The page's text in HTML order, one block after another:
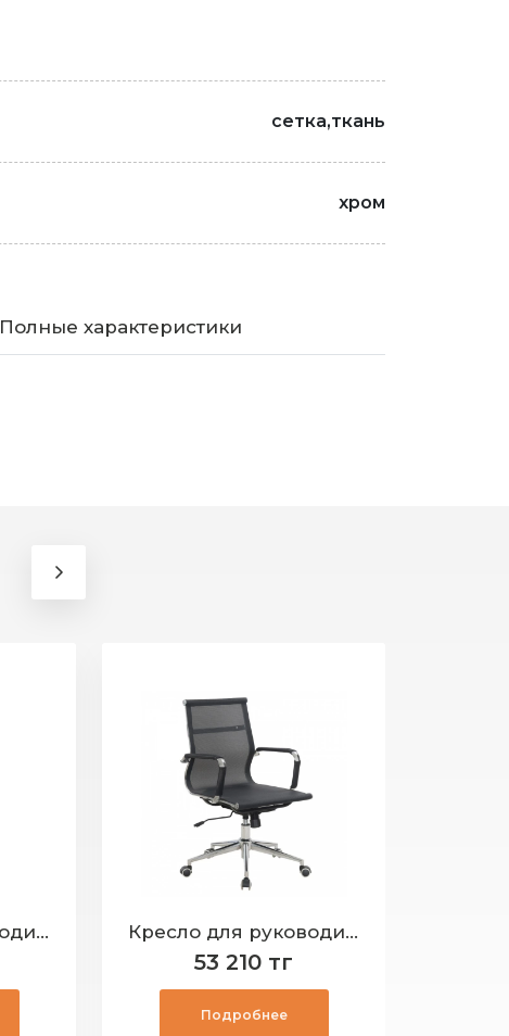
сетка,ткань
хром
Полные характеристики
Кресло для руководителя, модель 572-L (серый) Кресло для руководителя, модель 572-L (черный)
53 210 тг
Подробнее